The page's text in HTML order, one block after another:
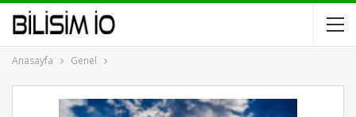
Anasayfa Genel